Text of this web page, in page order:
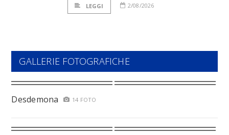
LEGGI 2/08/2026
GALLERIE FOTOGRAFICHE
Desdemona 14 FOTO